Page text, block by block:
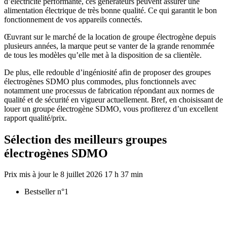
alimentation électrique de très bonne qualité. Ce qui garantit le bon
fonctionnement de vos appareils connectés.
Œuvrant sur le marché de la location de groupe électrogène depuis
plusieurs années, la marque peut se vanter de la grande renommée
de tous les modèles qu’elle met à la disposition de sa clientèle.
De plus, elle redouble d’ingéniosité afin de proposer des groupes
électrogènes SDMO plus commodes, plus fonctionnels avec
notamment une processus de fabrication répondant aux normes de
qualité et de sécurité en vigueur actuellement. Bref, en choisissant de
louer un groupe électrogène SDMO, vous profiterez d’un excellent
rapport qualité/prix.
Sélection des meilleurs groupes
électrogènes SDMO
8 juillet 2026 17 h 37 min
Bestseller n°1